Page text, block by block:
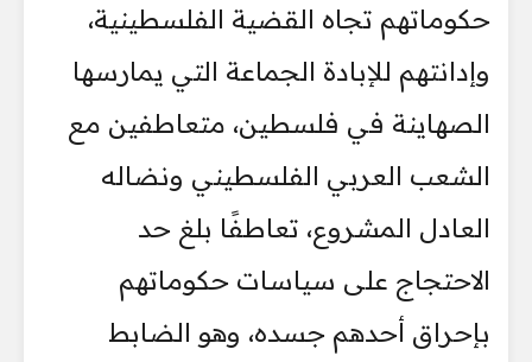
حكوماتهم تجاه القضية الفلسطينية،
وإدانتهم للإبادة الجماعة التي يمارسها
الصهاينة في فلسطين، متعاطفين مع
الشعب العربي الفلسطيني ونضاله
العادل المشروع، تعاطفًا بلغ حد
الاحتجاج على سياسات حكوماتهم
بإحراق أحدهم جسده، وهو الضابط